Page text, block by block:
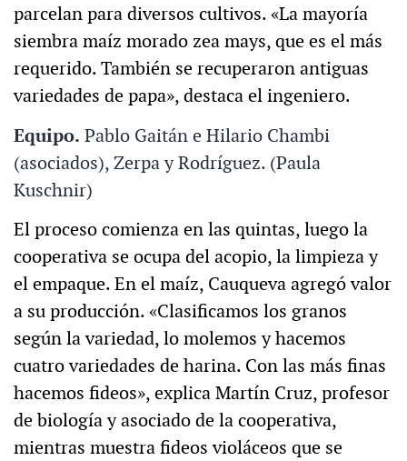
parcelan para diversos cultivos. «La mayoría
siembra maíz morado zea mays, que es el más
requerido. También se recuperaron antiguas
variedades de papa», destaca el ingeniero.
Equipo. Pablo Gaitán e Hilario Chambi
(asociados), Zerpa y Rodríguez. (Paula
Kuschnir)
El proceso comienza en las quintas, luego la
cooperativa se ocupa del acopio, la limpieza y
el empaque. En el maíz, Cauqueva agregó valor
a su producción. «Clasificamos los granos
según la variedad, lo molemos y hacemos
cuatro variedades de harina. Con las más finas
hacemos fideos», explica Martín Cruz, profesor
de biología y asociado de la cooperativa,
mientras muestra fideos violáceos que se